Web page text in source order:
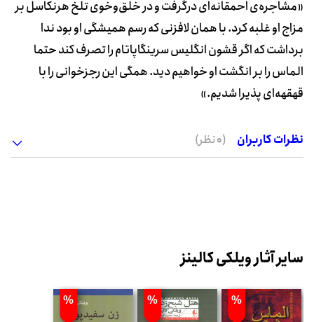
«مشاجره‌ی احمقانه‌ای درگرفت و در خلق‌و‌خوی تلخ هرنکاسل بر
مزاج او غلبه کرد. با همان لافزنی که رسم همیشگی او بود ندا
برداشت که اگر قشون انگلیس سرینگاپاتام را تصرف کند حتما
الماس را بر انگشت او خواهیم دید. همگی این رجزخوانی را با
قهقهه‌ای پذیرا شدیم.»
نظرات کاربران (0 نظر)
سایر آثار ویلکی کالینز
%
%
%